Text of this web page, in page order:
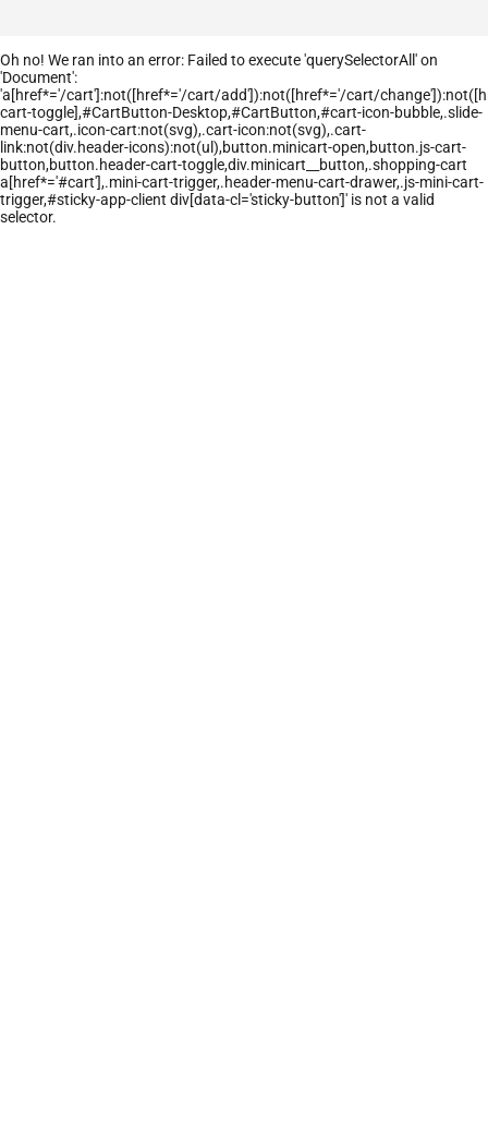
Oh no! We ran into an error: Failed to execute 'querySelectorAll' on
'Document':
'a[href*='/cart']:not([href*='/cart/add']):not([href*='/cart/
cart-toggle],#CartButton-Desktop,#CartButton,#cart-icon-bubble,.slide-
menu-cart,.icon-cart:not(svg),.cart-icon:not(svg),.cart-
link:not(div.header-icons):not(ul),button.minicart-open,button.js-cart-
button,button.header-cart-toggle,div.minicart__button,.shopping-cart
a[href*='#cart'],.mini-cart-trigger,.header-menu-cart-drawer,.js-mini-cart-
trigger,#sticky-app-client div[data-cl='sticky-button']' is not a valid
selector.